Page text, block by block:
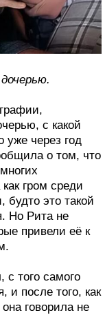
с какой
уже через год
о том, что
гром среди
будто это такой
Но Рита не
привели её к
с того самого
и после того, как
говорила не